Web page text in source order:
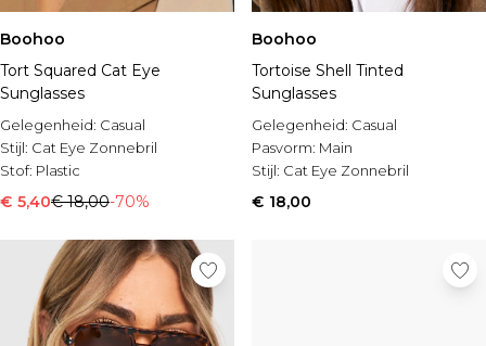
Boohoo
Tort Squared Cat Eye
Sunglasses
Gelegenheid: Casual
Stijl: Cat Eye Zonnebril
Stof: Plastic
€ 5,40€ 18,00-70%
Boohoo
Tortoise Shell Tinted
Sunglasses
Gelegenheid: Casual
Pasvorm: Main
Stijl: Cat Eye Zonnebril
€ 18,00